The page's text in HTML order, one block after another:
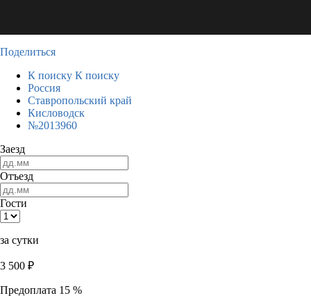
Поделиться
К поиску К поиску
Россия
Ставропольский край
Кисловодск
№2013960
Заезд
Отъезд
Гости
за сутки
3 500 ₽
Предоплата 15 %